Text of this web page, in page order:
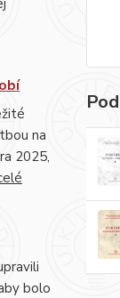
na
2025,
bolo